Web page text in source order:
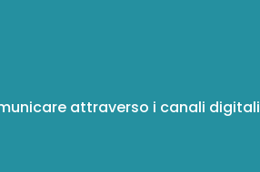
attraverso i canali digitali